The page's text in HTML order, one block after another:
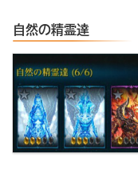
自然の精霊達